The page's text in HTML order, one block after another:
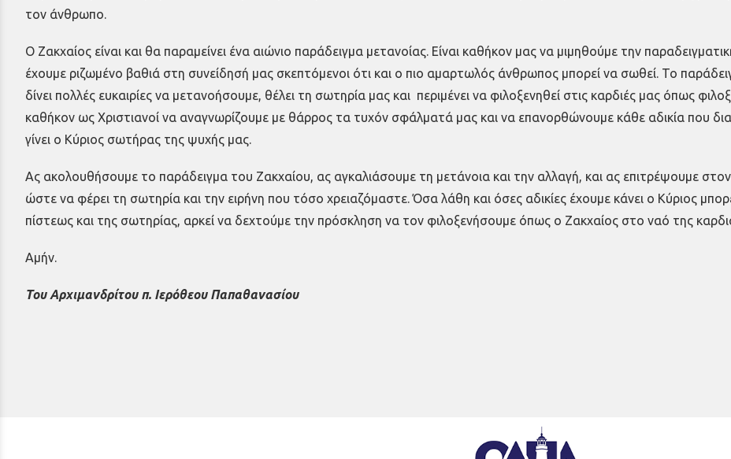
τον άνθρωπο.
Ο Ζακχαίος είναι και θα παραμείνει ένα αιώνιο παράδειγμα μετανοίας. Είναι καθήκον μας να μιμηθούμε την
έχουμε ριζωμένο βαθιά στη συνείδησή μας σκεπτόμενοι ότι και ο πιο αμαρτωλός άνθρωπος μπορεί να σωθεί. Το
δίνει πολλές ευκαιρίες να μετανοήσουμε, θέλει τη σωτηρία μας και περιμένει να φιλοξενηθεί στις καρδιές μας όπως
καθήκον ως Χριστιανοί να αναγνωρίζουμε με θάρρος τα τυχόν σφάλματά μας και να επανορθώνουμε κάθε αδικία που
γίνει ο Κύριος σωτήρας της ψυχής μας.
Ας ακολουθήσουμε το παράδειγμα του Ζακχαίου, ας αγκαλιάσουμε τη μετάνοια και την αλλαγή, και ας επιτρέψουμε στον
ώστε να φέρει τη σωτηρία και την ειρήνη που τόσο χρειαζόμαστε. Όσα λάθη και όσες αδικίες έχουμε κάνει ο Κύριος
πίστεως και της σωτηρίας, αρκεί να δεχτούμε την πρόσκληση να τον φιλοξενήσουμε όπως ο Ζακχαίος στο ναό της
Αμήν.
Του Αρχιμανδρίτου π. Ιερόθεου Παπαθανασίου